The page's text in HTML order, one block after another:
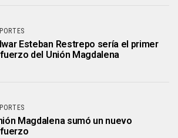
Esteban Restrepo sería el primer
del Unión Magdalena
Magdalena sumó un nuevo